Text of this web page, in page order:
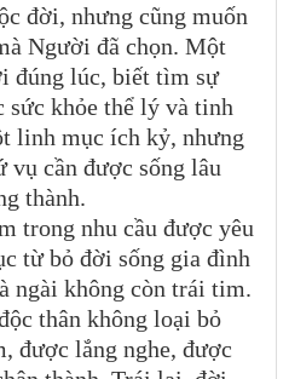
đời, nhưng cũng muốn
Người đã chọn. Một
đúng lúc, biết tìm sự
sức khỏe thể lý và tinh
linh mục ích kỷ, nhưng
cần được sống lâu
thành.
trong nhu cầu được yêu
từ bỏ đời sống gia đình
ngài không còn trái tim.
thân không loại bỏ
được lắng nghe, được